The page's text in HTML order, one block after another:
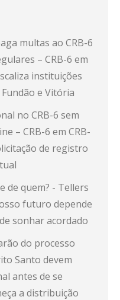
multas ao CRB-6
– CRB-6 em
instituições
e Vitória
no CRB-6 sem
– CRB-6 em CRB-
de registro
de quem? - Tellers
futuro depende
sonhar acordado
do processo
Santo devem
antes de se
a distribuição